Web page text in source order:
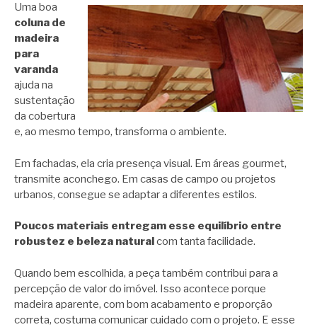
Uma boa
coluna de
madeira
para
varanda
ajuda na
sustentação
da cobertura
e, ao mesmo tempo, transforma o ambiente.
Em fachadas, ela cria presença visual. Em áreas gourmet,
transmite aconchego. Em casas de campo ou projetos
urbanos, consegue se adaptar a diferentes estilos.
Poucos materiais entregam esse equilíbrio entre
robustez e beleza naturalcom tanta facilidade.
Quando bem escolhida, a peça também contribui para a
percepção de valor do imóvel. Isso acontece porque
madeira aparente, com bom acabamento e proporção
correta, costuma comunicar cuidado com o projeto. E esse